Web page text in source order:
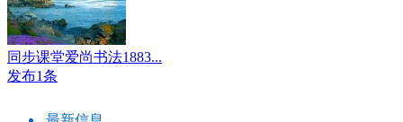
同步课堂爱尚书法1883...
发布1条